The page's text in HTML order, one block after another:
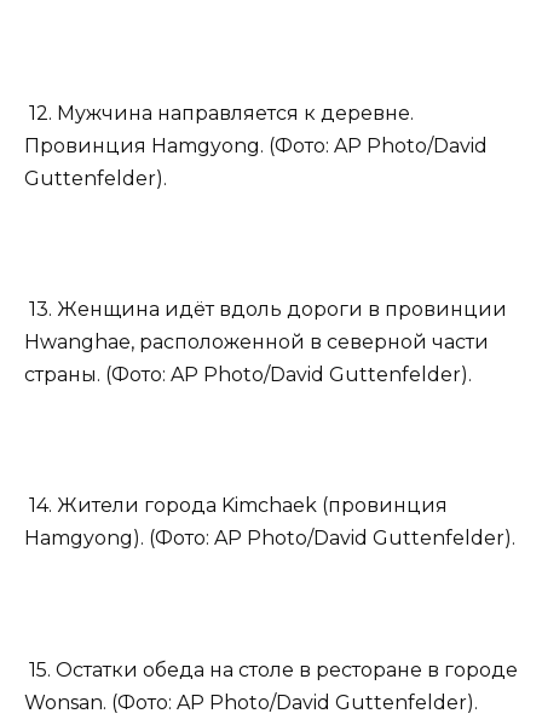
12. Мужчина направляется к деревне.
Провинция Hamgyong. (Фото: AP Photo/David
Guttenfelder).
13. Женщина идёт вдоль дороги в провинции
Hwanghae, расположенной в северной части
страны. (Фото: AP Photo/David Guttenfelder).
14. Жители города Kimchaek (провинция
Hamgyong). (Фото: AP Photo/David Guttenfelder).
15. Остатки обеда на столе в ресторане в городе
Wonsan. (Фото: AP Photo/David Guttenfelder).